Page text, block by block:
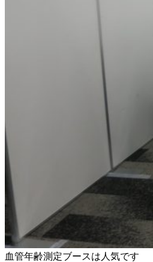
血管年齢測定ブースは人気です